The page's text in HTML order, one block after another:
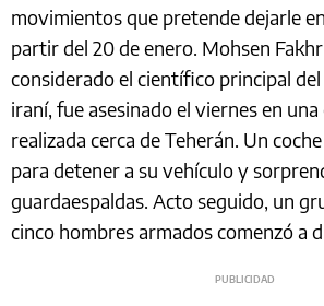
movimientos que pretende dejarle
partir del 20 de enero. Mohsen
considerado el científico principal
iraní, fue asesinado el viernes en una
realizada cerca de Teherán. Un
para detener a su vehículo y
guardaespaldas. Acto seguido, un
cinco hombres armados comenzó a